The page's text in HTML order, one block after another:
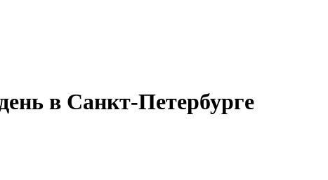
в Санкт-Петербурге